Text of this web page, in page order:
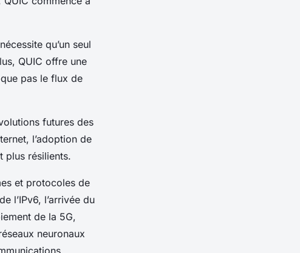
qu’un seul
QUIC offre une
pas le flux de
futures des
l’adoption de
plus résilients.
et protocoles de
l’IPv6, l’arrivée du
de la 5G,
neuronaux